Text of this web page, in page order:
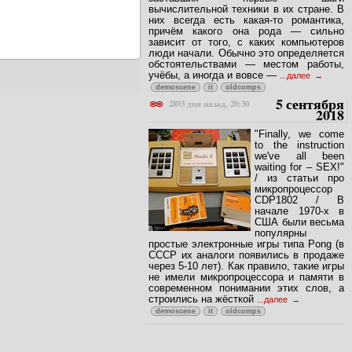
вычислительной техники в их стране. В
них всегда есть какая-то романтика,
причём какого она рода — сильно
зависит от того, с каких компьютеров
люди начали. Обычно это определяется
обстоятельствами — местом работы,
учёбы, а иногда и вовсе —
...далее
demoscene it oldcomps
2893 дня назад, 20:30 5 сентября
2018
"Finally, we come
to the instruction
we've all been
waiting for – SEX!"
/ из статьи про
микропроцессор
CDP1802 / В
начале 1970-х в
США были весьма
популярны
простые электронные игры типа Pong (в
СССР их аналоги появились в продаже
через 5-10 лет). Как правило, такие игры
не имели микропроцессора и памяти в
современном понимании этих слов, а
строились на жёсткой
...далее
demoscene it oldcomps